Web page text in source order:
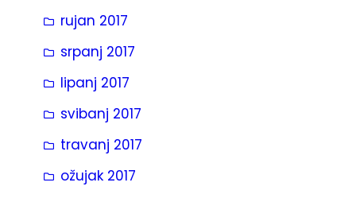
rujan 2017
srpanj 2017
lipanj 2017
svibanj 2017
travanj 2017
ožujak 2017